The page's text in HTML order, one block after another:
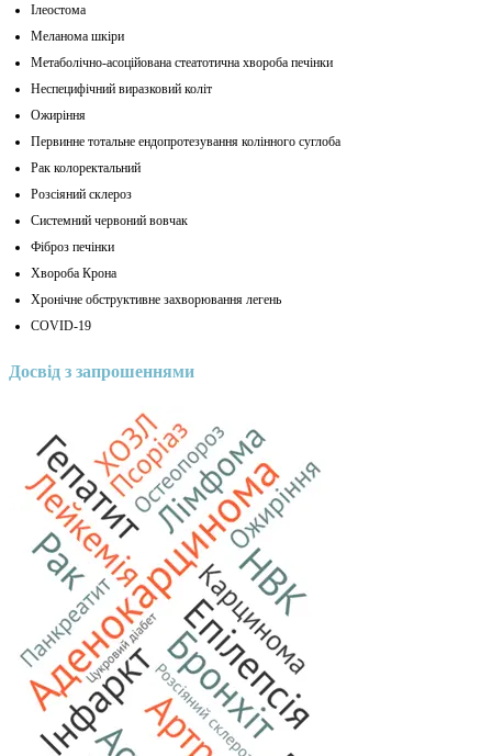
Ілеостома
Меланома шкіри
Метаболічно-асоційована стеатотична хвороба печінки
Неспецифічний виразковий коліт
Ожиріння
Первинне тотальне ендопротезування колінного суглоба
Рак колоректальний
Розсіяний склероз
Системний червоний вовчак
Фіброз печінки
Хвороба Крона
Хронічне обструктивне захворювання легень
COVID-19
Досвід з запрошеннями